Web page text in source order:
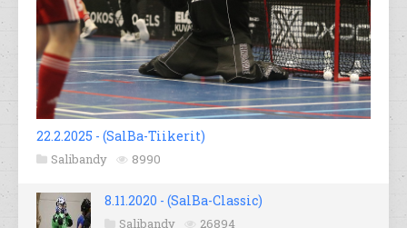
22.2.2025 - (SalBa-Tiikerit)
Salibandy 8990
8.11.2020 - (SalBa-Classic)
Salibandy 26894